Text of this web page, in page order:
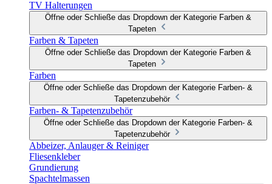
TV Halterungen
Öffne oder Schließe das Dropdown der Kategorie Farben &
Tapeten
Farben & Tapeten
Öffne oder Schließe das Dropdown der Kategorie Farben &
Tapeten
Farben
Öffne oder Schließe das Dropdown der Kategorie Farben- &
Tapetenzubehör
Farben- & Tapetenzubehör
Öffne oder Schließe das Dropdown der Kategorie Farben- &
Tapetenzubehör
Abbeizer, Anlauger & Reiniger
Fliesenkleber
Grundierung
Spachtelmassen